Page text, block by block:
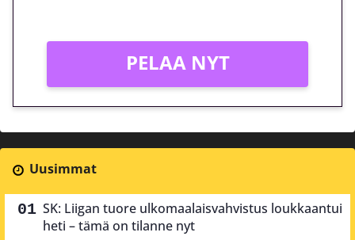
PELAA NYT
Uusimmat
SK: Liigan tuore ulkomaalaisvahvistus loukkaantui
heti – tämä on tilanne nyt